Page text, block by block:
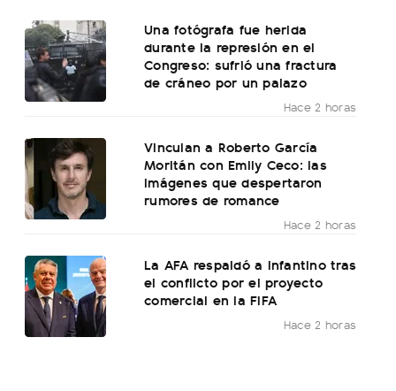
Una fotógrafa fue herida
durante la represión en el
Congreso: sufrió una fractura
de cráneo por un palazo
Hace 2 horas
Vinculan a Roberto García
Moritán con Emily Ceco: las
imágenes que despertaron
rumores de romance
Hace 2 horas
La AFA respaldó a Infantino tras
el conflicto por el proyecto
comercial en la FIFA
Hace 2 horas